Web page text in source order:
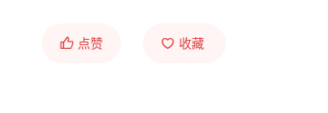
点赞 收藏